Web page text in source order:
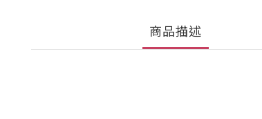
商品描述